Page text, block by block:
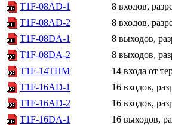
T1F-08AD-1
8 входов,
T1F-08AD-2
8 входов,
T1F-08DA-1
8 выходов,
T1F-08DA-2
8 выходов,
T1F-14THM
14 входа от
T1F-16AD-1
16 входов,
T1F-16AD-2
16 входов,
T1F-16DA-1
16 выходов,